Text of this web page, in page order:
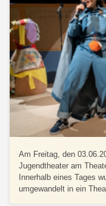
Am Freitag, den
Jugendtheater am
Innerhalb eines Tages
umgewandelt in ein